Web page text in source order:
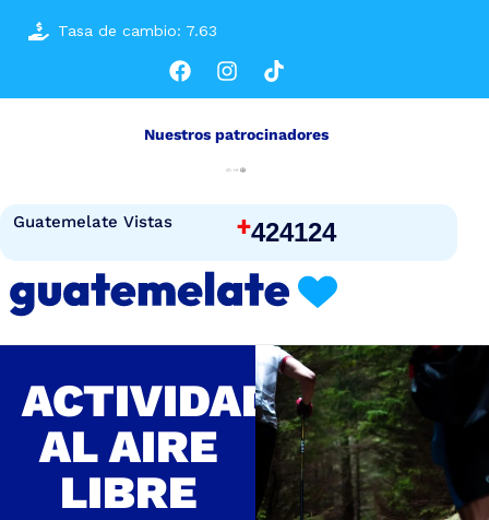
Tasa de cambio: 7.63
Guatemelate Vistas +424124
Nuestros patrocinadores
ACTIVIDADES
AL AIRE
LIBRE